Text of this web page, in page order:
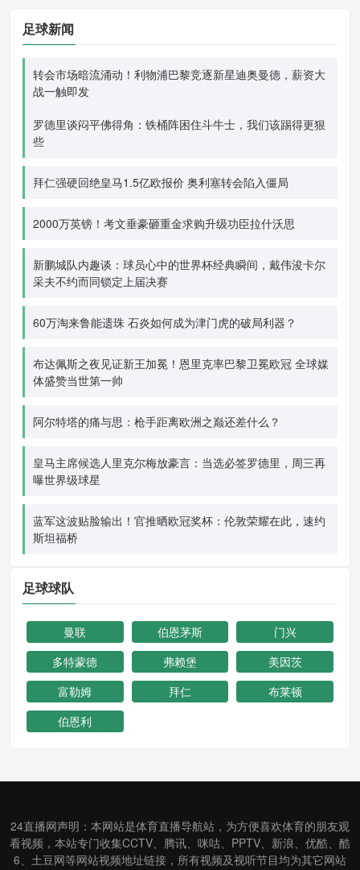
足球新闻
转会市场暗流涌动！利物浦巴黎竞逐新星迪奥曼德，薪资大
战一触即发
罗德里谈闷平佛得角：铁桶阵困住斗牛士，我们该踢得更狠
些
拜仁强硬回绝皇马1.5亿欧报价 奥利塞转会陷入僵局
2000万英镑！考文垂豪砸重金求购升级功臣拉什沃思
新鹏城队内趣谈：球员心中的世界杯经典瞬间，戴伟浚卡尔
采夫不约而同锁定上届决赛
60万淘来鲁能遗珠 石炎如何成为津门虎的破局利器？
布达佩斯之夜见证新王加冕！恩里克率巴黎卫冕欧冠 全球媒
体盛赞当世第一帅
阿尔特塔的痛与思：枪手距离欧洲之巅还差什么？
皇马主席候选人里克尔梅放豪言：当选必签罗德里，周三再
曝世界级球星
蓝军这波贴脸输出！官推晒欧冠奖杯：伦敦荣耀在此，速约
斯坦福桥
足球球队
曼联 伯恩茅斯
门兴
多特蒙德
弗赖堡
美因茨
富勒姆
拜仁
布莱顿
伯恩利
24直播网声明：本网站是体育直播导航站，为方便喜欢体育的朋友观
看视频，本站专门收集CCTV、腾讯、咪咕、PPTV、新浪、优酷、酷
6、土豆网等网站视频地址链接，所有视频及视听节目均为其它网站